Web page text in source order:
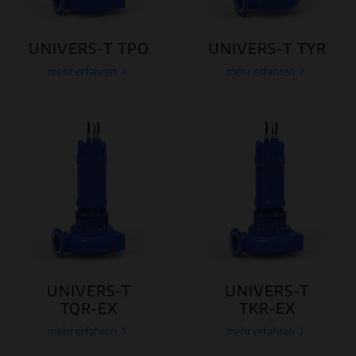
UNIVERS-T TPO
mehr erfahren
UNIVERS-T TYR
mehr erfahren
UNIVERS-T
TQR-EX
mehr erfahren
UNIVERS-T
TKR-EX
mehr erfahren